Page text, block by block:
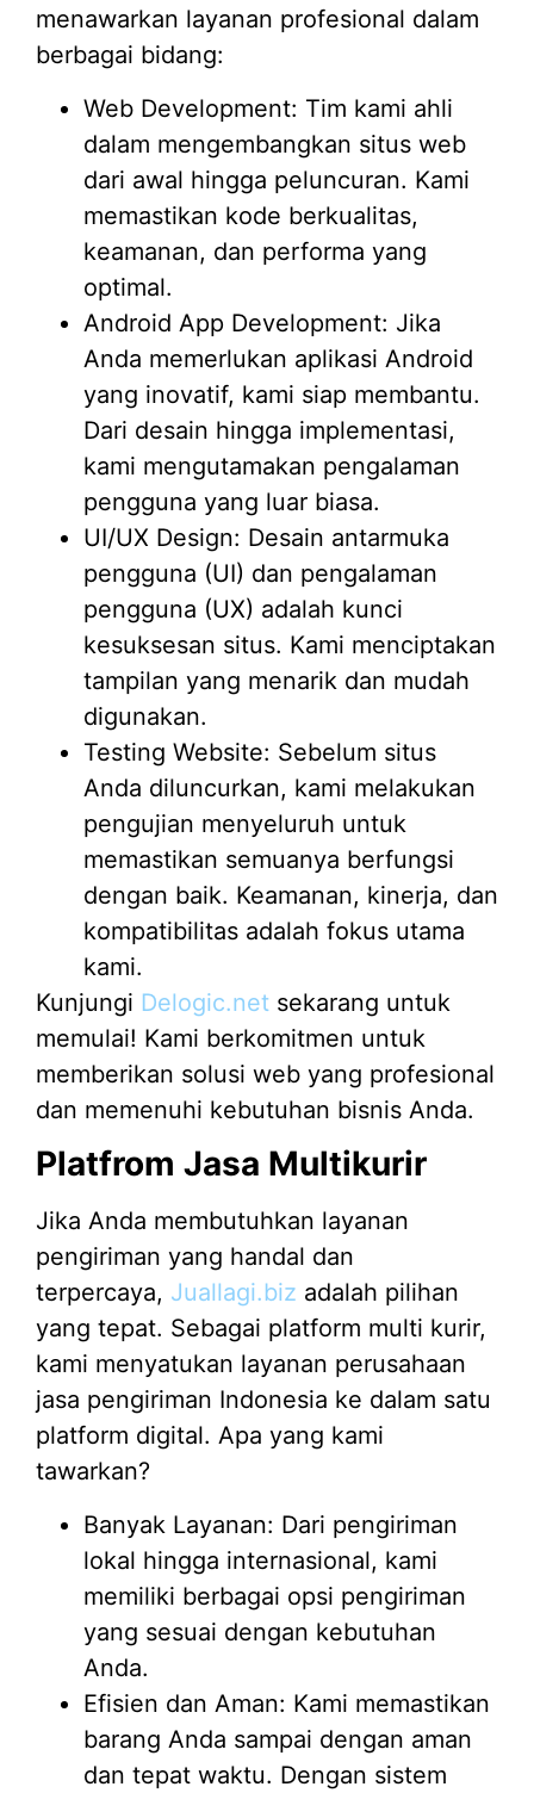
menawarkan layanan profesional dalam
berbagai bidang:
Web Development: Tim kami ahli
dalam mengembangkan situs web
dari awal hingga peluncuran. Kami
memastikan kode berkualitas,
keamanan, dan performa yang
optimal.
Android App Development: Jika
Anda memerlukan aplikasi Android
yang inovatif, kami siap membantu.
Dari desain hingga implementasi,
kami mengutamakan pengalaman
pengguna yang luar biasa.
UI/UX Design: Desain antarmuka
pengguna (UI) dan pengalaman
pengguna (UX) adalah kunci
kesuksesan situs. Kami menciptakan
tampilan yang menarik dan mudah
digunakan.
Testing Website: Sebelum situs
Anda diluncurkan, kami melakukan
pengujian menyeluruh untuk
memastikan semuanya berfungsi
dengan baik. Keamanan, kinerja, dan
kompatibilitas adalah fokus utama
kami.
Kunjungi Delogic.net sekarang untuk
memulai! Kami berkomitmen untuk
memberikan solusi web yang profesional
dan memenuhi kebutuhan bisnis Anda.
Platfrom Jasa Multikurir
Jika Anda membutuhkan layanan
pengiriman yang handal dan
terpercaya, Juallagi.biz adalah pilihan
yang tepat. Sebagai platform multi kurir,
kami menyatukan layanan perusahaan
jasa pengiriman Indonesia ke dalam satu
platform digital. Apa yang kami
tawarkan?
Banyak Layanan: Dari pengiriman
lokal hingga internasional, kami
memiliki berbagai opsi pengiriman
yang sesuai dengan kebutuhan
Anda.
Efisien dan Aman: Kami memastikan
barang Anda sampai dengan aman
dan tepat waktu. Dengan sistem